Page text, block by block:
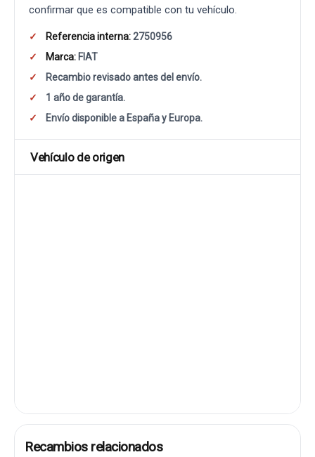
confirmar que es compatible con tu vehículo.
Referencia interna:2750956
Marca: FIAT
Recambio revisado antes del envío.
1 año de garantía.
Envío disponible a España y Europa.
Vehículo de origen
Recambios relacionados